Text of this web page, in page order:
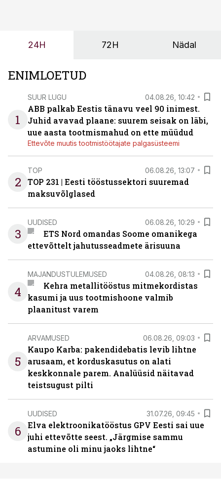
OÜ tegevjuht Sander Mitendorf.
24H 72H Nädal
ENIMLOETUD
1
SUUR LUGU 04.08.26, 10:42
ABB palkab Eestis tänavu veel 90 inimest.
Juhid avavad plaane: suurem seisak on läbi,
uue aasta tootmismahud on ette müüdud
Ettevõte muutis tootmistöötajate palgasüsteemi
2
TOP 06.08.26, 13:07
TOP 231 | Eesti tööstussektori suuremad
maksuvõlglased
3
UUDISED 06.08.26, 10:29
ETS Nord omandas Soome omanikega
ettevõttelt jahutusseadmete ärisuuna
4
MAJANDUSTULEMUSED 04.08.26, 08:13
Kehra metallitööstus mitmekordistas
kasumi ja uus tootmishoone valmib
plaanitust varem
5
ARVAMUSED 06.08.26, 09:03
Kaupo Karba: pakendidebatis levib lihtne
arusaam, et korduskasutus on alati
keskkonnale parem. Analüüsid näitavad
teistsugust pilti
6
UUDISED 31.07.26, 09:45
Elva elektroonikatööstus GPV Eesti sai uue
juhi ettevõtte seest. „Järgmise sammu
astumine oli minu jaoks lihtne“